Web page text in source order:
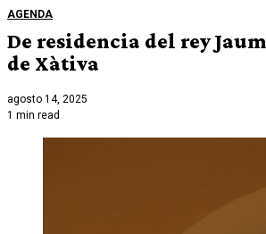
AGENDA
De residencia del rey
de Xàtiva
agosto 14, 2025
1 min read